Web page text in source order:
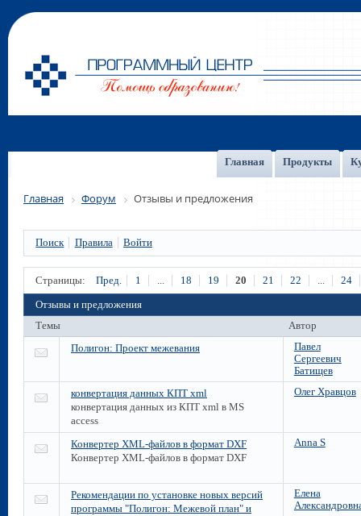
Главная Продукты
Главная Форум Отзывы и предложения
Поиск Правила Войти
Страницы: Пред. 1 18 19 20 21 22 24
Отзывы и предложения
Темы
Автор
Полигон: Проект межевания
Павел
Сергеевич
Батищев
конвертация данных КПТ xml
конвертация данных из КПТ xml в MS
access
Олег Хравцов
Конвертер XML-файлов в формат DXF
Конвертер XML-файлов в формат DXF
Anna S
Рекомендации по установке новых версий
программы "Полигон: Межевой план" и
Елена